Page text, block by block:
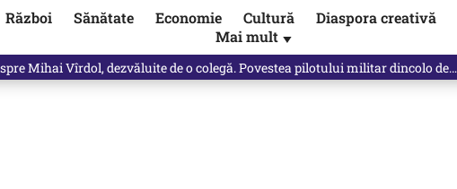
Război Sănătate Economie Cultură Diaspora creativă
Mai mult ▼
Mihai Vîrdol, dezvăluite de o colegă. Povestea pilotului militar dincolo de…